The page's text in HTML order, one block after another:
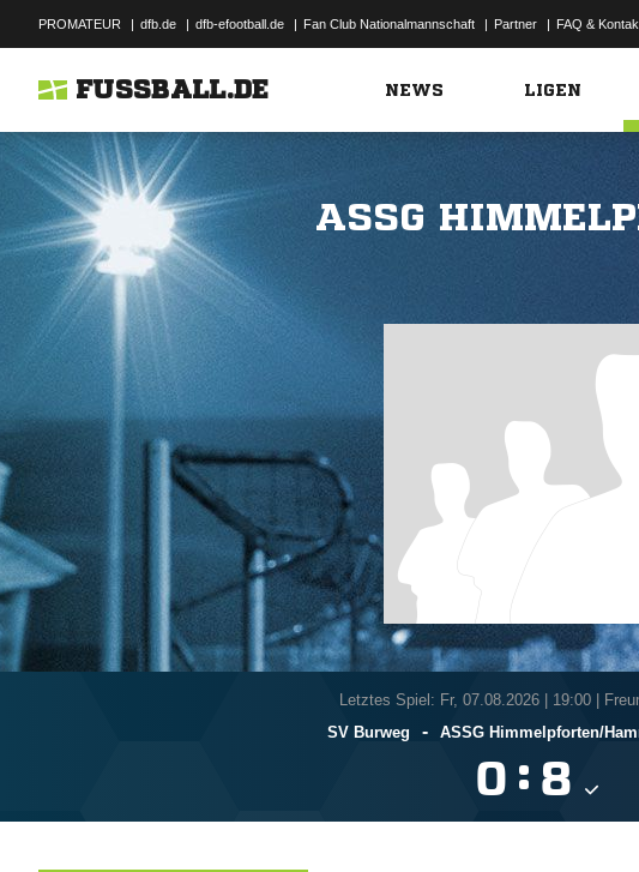
PROMATEUR | dfb.de | dfb-efootball.de | Fan Club Nationalmannschaft | Partner | FAQ &
FUSSBALL.DE NEWS LIGEN
ASSG
Letztes Spiel: Fr, 07.08.2026
19:00 |
SV Burweg
- ASSG Himmelpforten/​
 : 